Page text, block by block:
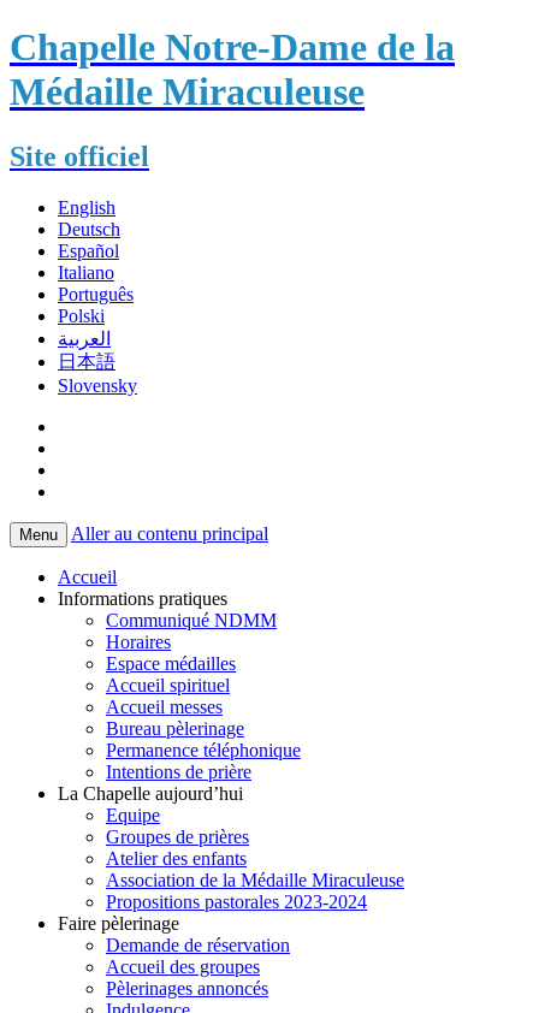
Chapelle Notre-Dame de la
Médaille Miraculeuse
Site officiel
English
Deutsch
Español
Italiano
Português
Polski
العربية
日本語
Slovensky
Menu Aller au contenu principal
Accueil
Informations pratiques
Communiqué NDMM
Horaires
Espace médailles
Accueil spirituel
Accueil messes
Bureau pèlerinage
Permanence téléphonique
Intentions de prière
La Chapelle aujourd’hui
Equipe
Groupes de prières
Atelier des enfants
Association de la Médaille Miraculeuse
Propositions pastorales 2023-2024
Faire pèlerinage
Demande de réservation
Accueil des groupes
Pèlerinages annoncés